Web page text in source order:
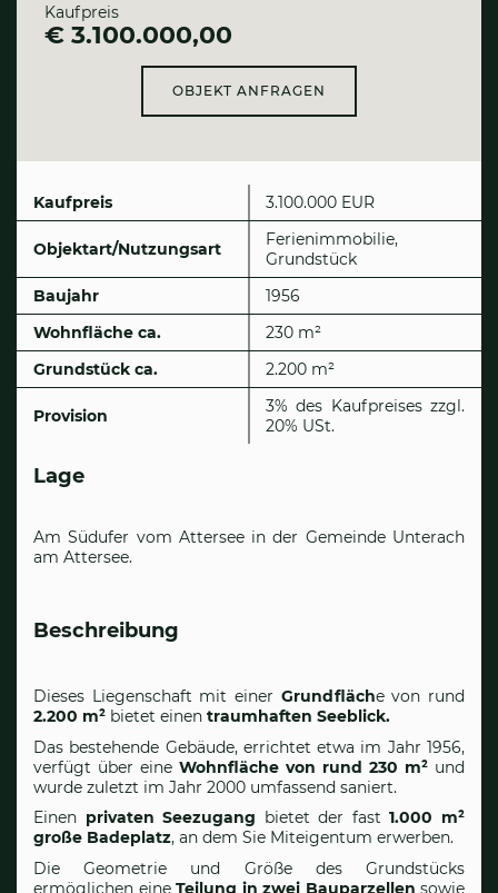
Kaufpreis
€ 3.100.000,00
OBJEKT ANFRAGEN
Kaufpreis 3.100.000 EUR
Objektart/Nutzungsart
Ferienimmobilie,
Grundstück
Baujahr
1956
Wohnfläche ca.
230 m²
Grund­stück ca.
2.200 m²
Provision
3% des Kaufpreises zzgl.
20% USt.
Lage
Am Südufer vom Attersee in der Gemeinde Unterach
am Attersee.
Beschreibung
Dieses Liegenschaft mit einer Grundfläche von rund
2.200 m² bietet einen traumhaften Seeblick.
Das bestehende Gebäude, errichtet etwa im Jahr 1956,
verfügt über eine Wohnfläche von rund 230 m² und
wurde zuletzt im Jahr 2000 umfassend saniert.
Einen privaten Seezugang bietet der fast1.000 m²
große Badeplatz, an dem Sie Miteigentum erwerben.
Die Geometrie und Größe des Grundstücks
ermöglichen eine Teilung in zwei Bauparzellen sowie